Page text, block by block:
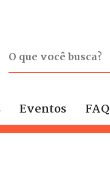
Eventos FAQ